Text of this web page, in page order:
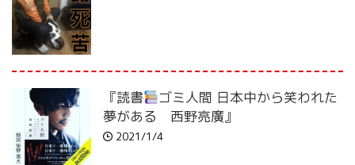
『読書
ゴミ人間 日本中から笑われた
夢がある 西野亮廣』
2021/1/4